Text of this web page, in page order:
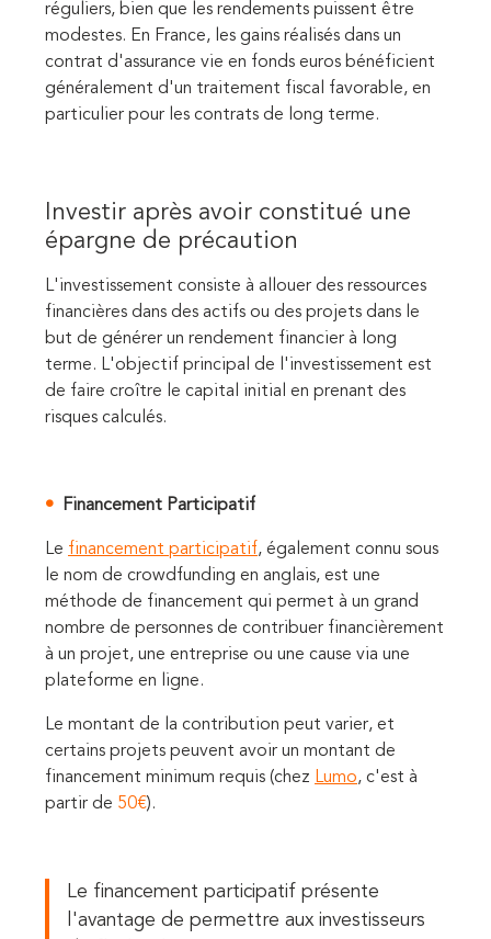
réguliers, bien que les rendements puissent être
modestes. En France, les gains réalisés dans un
contrat d'assurance vie en fonds euros bénéficient
généralement d'un traitement fiscal favorable, en
particulier pour les contrats de long terme.
Investir après avoir constitué une
épargne de précaution
L'investissement consiste à allouer des ressources
financières dans des actifs ou des projets dans le
but de générer un rendement financier à long
terme. L'objectif principal de l'investissement est
de faire croître le capital initial en prenant des
risques calculés.
Financement Participatif
Le financement participatif, également connu sous
le nom de crowdfunding en anglais, est une
méthode de financement qui permet à un grand
nombre de personnes de contribuer financièrement
à un projet, une entreprise ou une cause via une
plateforme en ligne.
Le montant de la contribution peut varier, et
certains projets peuvent avoir un montant de
financement minimum requis (chez Lumo, c'est à
partir de 50€).
Le financement participatif présente
l'avantage de permettre aux investisseurs